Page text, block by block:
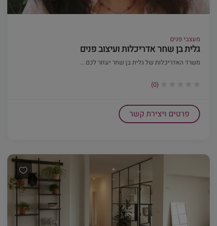
מעצבי פנים
גלית בן שחר אדריכלות ועיצוב פנים
משרד האדריכלות של גלית בן שחר יעזור לכם ...
(0)
פרטים ויצירת קשר